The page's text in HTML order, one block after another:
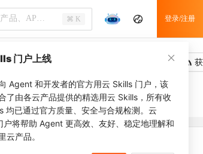
⌘ K 登录/注册
门户上线
Agent 和开发者的官方用云 Skills 门户，该
了由各云产品提供的精选用云 Skills，所有收
均已通过官方质量、安全与合规检测。云
户将帮助 Agent 更高效、友好、稳定地理解和
云产品。